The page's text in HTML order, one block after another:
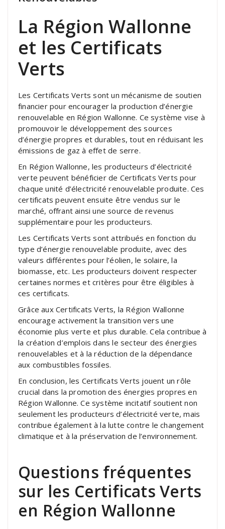
La Région Wallonne
et les Certificats
Verts
Les Certificats Verts sont un mécanisme de soutien
financier pour encourager la production d’énergie
renouvelable en Région Wallonne. Ce système vise à
promouvoir le développement des sources
d’énergie propres et durables, tout en réduisant les
émissions de gaz à effet de serre.
En Région Wallonne, les producteurs d’électricité
verte peuvent bénéficier de Certificats Verts pour
chaque unité d’électricité renouvelable produite. Ces
certificats peuvent ensuite être vendus sur le
marché, offrant ainsi une source de revenus
supplémentaire pour les producteurs.
Les Certificats Verts sont attribués en fonction du
type d’énergie renouvelable produite, avec des
valeurs différentes pour l’éolien, le solaire, la
biomasse, etc. Les producteurs doivent respecter
certaines normes et critères pour être éligibles à
ces certificats.
Grâce aux Certificats Verts, la Région Wallonne
encourage activement la transition vers une
économie plus verte et plus durable. Cela contribue à
la création d’emplois dans le secteur des énergies
renouvelables et à la réduction de la dépendance
aux combustibles fossiles.
En conclusion, les Certificats Verts jouent un rôle
crucial dans la promotion des énergies propres en
Région Wallonne. Ce système incitatif soutient non
seulement les producteurs d’électricité verte, mais
contribue également à la lutte contre le changement
climatique et à la préservation de l’environnement.
Questions fréquentes
sur les Certificats Verts
en Région Wallonne